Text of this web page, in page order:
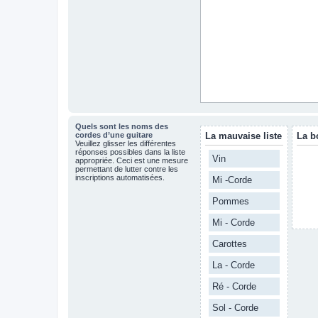
Quels sont les noms des
cordes d’une guitare
Veuillez glisser les différentes
réponses possibles dans la liste
appropriée. Ceci est une mesure
permettant de lutter contre les
inscriptions automatisées.
La mauvaise liste
Vin
Mi -Corde
Pommes
Mi - Corde
Carottes
La - Corde
Ré - Corde
Sol - Corde
La